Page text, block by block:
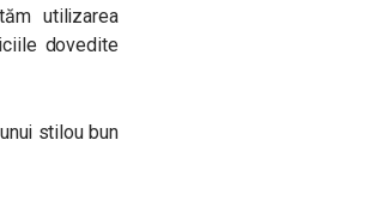
utilizarea
dovedite
stilou bun